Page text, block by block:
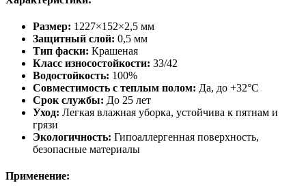
Размер: 1227×152×2,5 мм
Защитный слой: 0,5 мм
Тип фаски: Крашеная
Класс износостойкости: 33/42
Водостойкость: 100%
Совместимость с теплым полом: Да, до +32°C
Срок службы: До 25 лет
Уход: Легкая влажная уборка, устойчива к пятнам и
грязи
Экологичность: Гипоаллергенная поверхность,
безопасные материалы
Применение: